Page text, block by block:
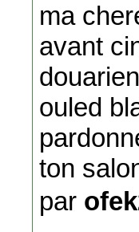
ma
avant
ouled
ton
par